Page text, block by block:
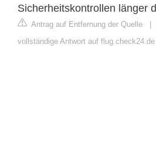
Sicherheitskontrollen länger
Antrag auf Entfernung der Quelle |
vollständige Antwort auf